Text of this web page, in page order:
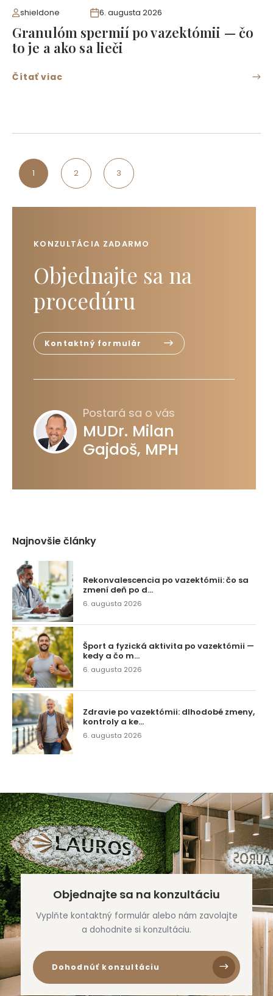
shieldone 6. augusta 2026
Granulóm spermií po vazektómii — čo
to je a ako sa lieči
Čítať viac
1 2 3
KONZULTÁCIA ZADARMO
Objednajte sa na
procedúru
Kontaktný formulár
Postará sa o vás
MUDr. Milan
Gajdoš, MPH
Najnovšie články
Rekonvalescencia po vazektómii: čo sa
zmení deň po d...
6. augusta 2026
Šport a fyzická aktivita po vazektómii —
kedy a čo m...
6. augusta 2026
Zdravie po vazektómii: dlhodobé zmeny,
kontroly a ke...
6. augusta 2026
Objednajte sa na konzultáciu
Vyplňte kontaktný formulár alebo nám zavolajte
a dohodnite si konzultáciu.
Dohodnúť konzultáciu